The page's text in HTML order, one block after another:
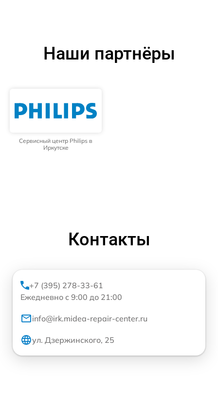
Наши партнёры
Сервисный центр Philips в
Иркутске
Контакты
+7 (395) 278-33-61
Ежедневно с 9:00 до 21:00
info@irk.midea-repair-center.ru
ул. Дзержинского, 25